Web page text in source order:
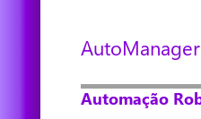
AutoManager
Automação